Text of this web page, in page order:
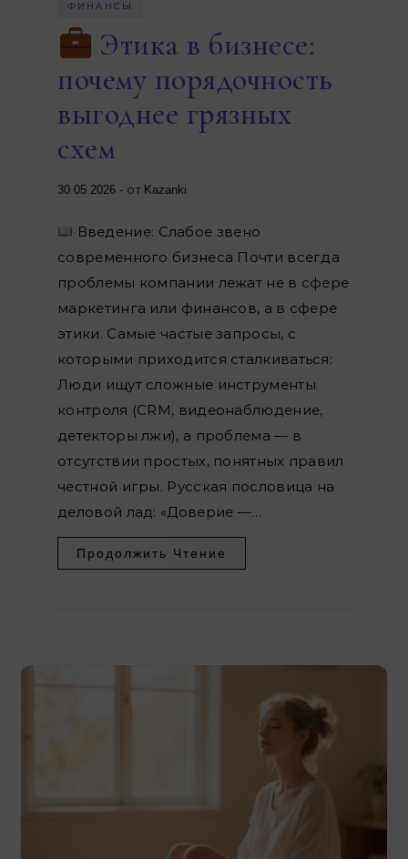
ФИНАНСЫ
Этика в бизнесе:
почему порядочность
выгоднее грязных
схем
30.05.2026 - от Kazanki
Введение: Слабое звено
современного бизнеса Почти всегда
проблемы компании лежат не в сфере
маркетинга или финансов, а в сфере
этики. Самые частые запросы, с
которыми приходится сталкиваться:
Люди ищут сложные инструменты
контроля (CRM, видеонаблюдение,
детекторы лжи), а проблема — в
отсутствии простых, понятных правил
честной игры. Русская пословица на
деловой лад: «Доверие —…
Продолжить Чтение